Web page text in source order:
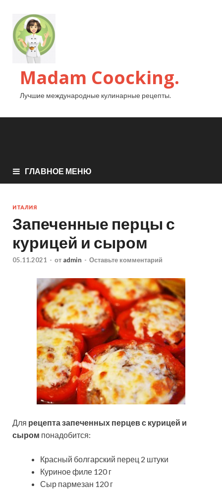
Madam Coocking.
Лучшие международные кулинарные рецепты.
ГЛАВНОЕ МЕНЮ
ИТАЛИЯ
Запеченные перцы с
курицей и сыром
05.11.2021 - от admin - Оставьте комментарий
Для рецепта запеченных перцев с курицей и
сыром понадобится:
Красный болгарский перец 2 штуки
Куриное филе 120 г
Сыр пармезан 120 г